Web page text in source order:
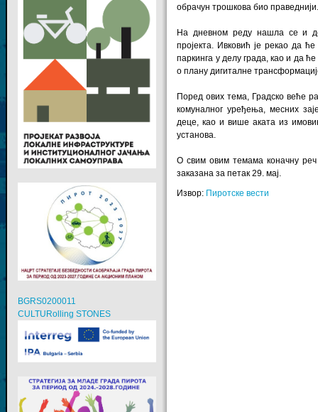
обрачун трошкова био
На дневном реду нашла се и
пројекта. Ивковић је рекао да
паркинга у делу града, као и да
о плану дигиталне
Поред ових тема, Градско веће
комуналног уређења, месних
деце, као и више аката из
установа.
О свим овим темама коначну
заказана за петак 29. мај.
Извор: Пиротске вести
BGRS0200011
CULTURolling STONES